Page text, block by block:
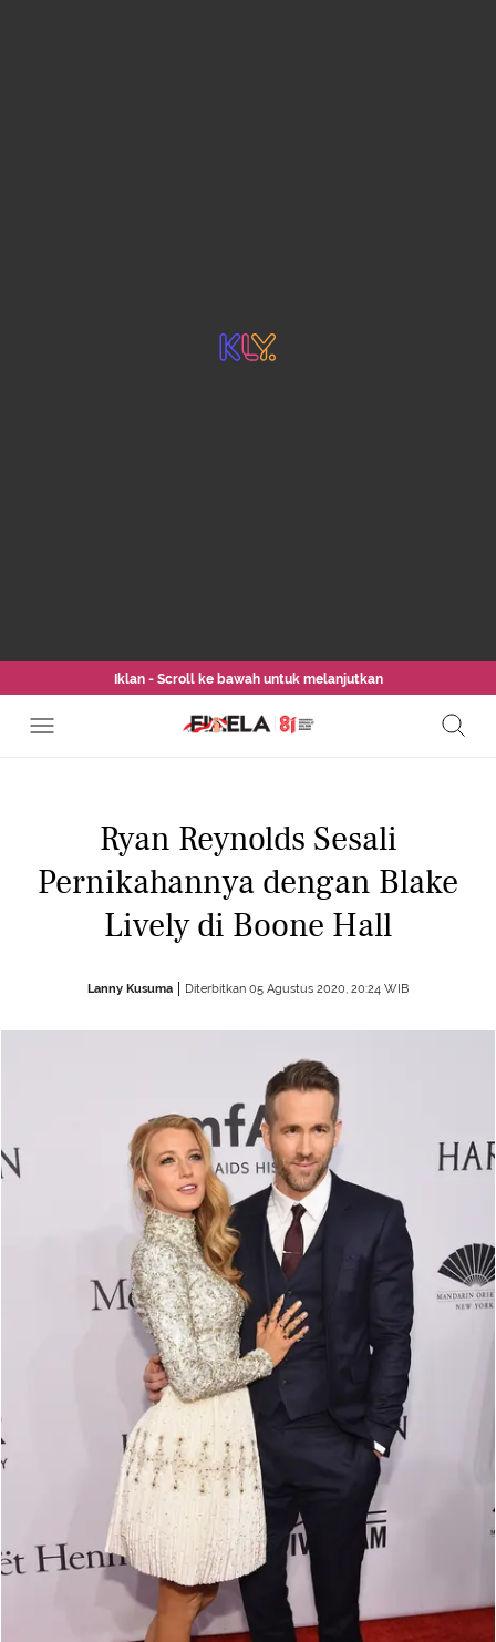
Iklan - Scroll ke bawah untuk melanjutkan
Ryan Reynolds Sesali
Pernikahannya dengan Blake
Lively di Boone Hall
Lanny Kusuma Diterbitkan 05 Agustus 2020, 20:24 WIB